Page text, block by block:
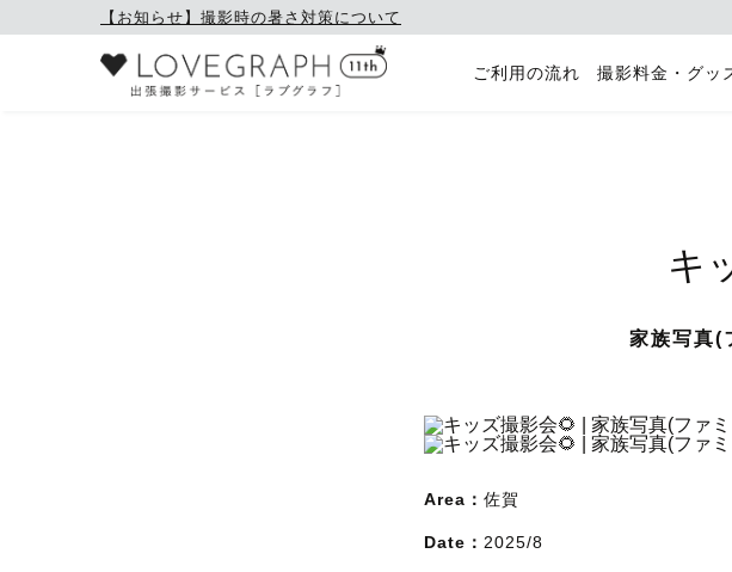
【お知らせ】撮影時の暑さ対策について
ご利用の流れ 撮影料金・グッ
キ
家族写真(
Area： 佐賀
Date： 2025/8